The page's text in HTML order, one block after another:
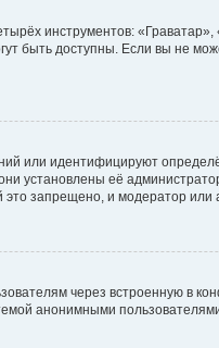
инструментов:
быть доступны. Если вы не
или идентифицируют
установлены её
запрещено, и модератор или
через встроенную в
анонимными